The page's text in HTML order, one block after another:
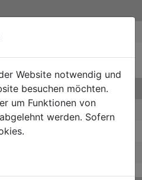
Website notwendig und
besuchen möchten.
um Funktionen von
werden. Sofern